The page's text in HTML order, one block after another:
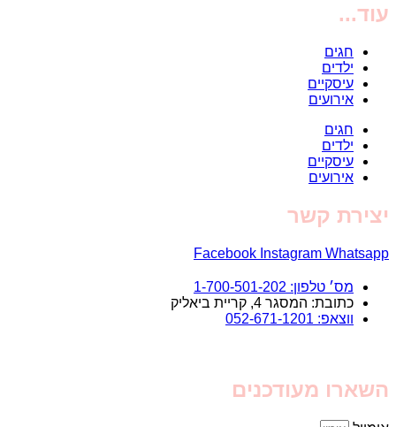
עוד...
חגים
ילדים
עיסקיים
אירועים
חגים
ילדים
עיסקיים
אירועים
יצירת קשר
Facebook Instagram Whatsapp
מס׳ טלפון: 1-700-501-202
כתובת: המסגר 4, קריית ביאליק
ווצאפ: 052-671-1201
השארו מעודכנים